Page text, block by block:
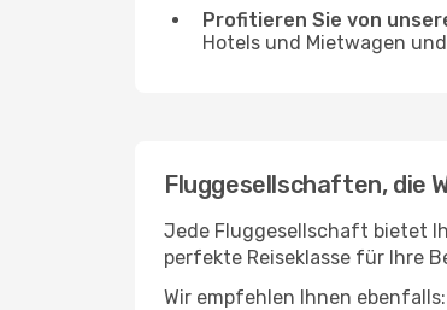
Profitieren Sie von
Hotels und Mietwagen
Fluggesellschaften, die
Jede Fluggesellschaft bietet
perfekte Reiseklasse für Ihre
Wir empfehlen Ihnen ebenfalls: